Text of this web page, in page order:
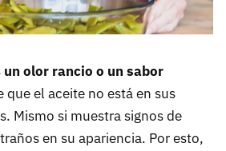
un olor rancio o un sabor
que el aceite no está en sus
Mismo si muestra signos de
en su apariencia. Por esto,